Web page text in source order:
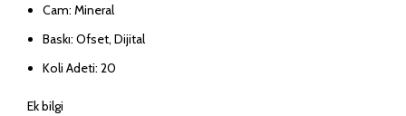
Cam: Mineral
Baskı: Ofset, Dijital
Koli Adeti: 20
Ek bilgi